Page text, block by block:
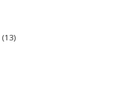
(13)